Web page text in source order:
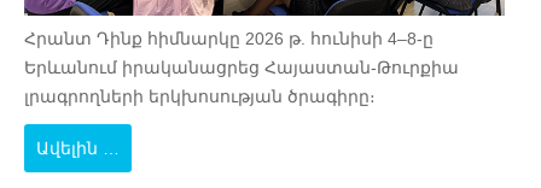
Հրանտ Դինք հիմնարկը 2026 թ. հունիսի 4–8-ը
Երևանում իրականացրեց Հայաստան-Թուրքիա
լրագրողների երկխոսության ծրագիրը։
Ավելին …